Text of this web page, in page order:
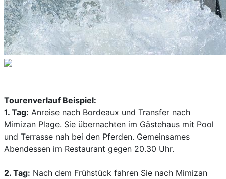
Tourenverlauf Beispiel:
1. Tag: Anreise nach Bordeaux und Transfer nach
Mimizan Plage. Sie übernachten im Gästehaus mit Pool
und Terrasse nah bei den Pferden. Gemeinsames
Abendessen im Restaurant gegen 20.30 Uhr.
2. Tag: Nach dem Frühstück fahren Sie nach Mimizan